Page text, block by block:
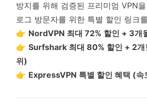
방지를 위해 검증된 프리미엄 VPN
로그 방문자를 위한 특별 할인 링크
👉 NordVPN 최대 72% 할인 + 3개
👉 Surfshark 최대 80% 할인 + 2개
위)
👉 ExpressVPN 특별 할인 혜택 (속